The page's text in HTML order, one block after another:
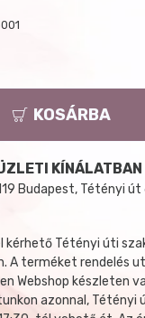
KOSÁRBA
KÍNÁLATBAN
Budapest, Tétényi
Tétényi úti
A terméket rendelés
Webshop készleten
azonnal, Tétényi